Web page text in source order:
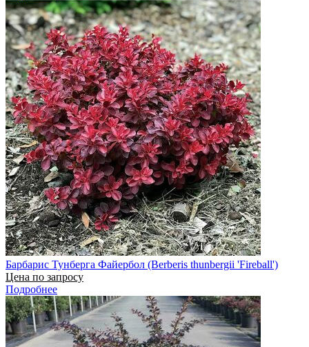
Барбарис Тунберга Файербол (Berberis thunbergii 'Fireball')
Цена по запросу
Подробнее